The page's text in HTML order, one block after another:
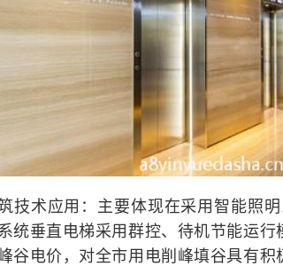
技术应用：主要体现在采用智能照
统垂直电梯采用群控、待机节能运行
谷电价，对全市用电削峰填谷具有